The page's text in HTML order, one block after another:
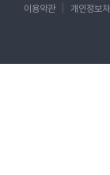
이용약관 개인정보